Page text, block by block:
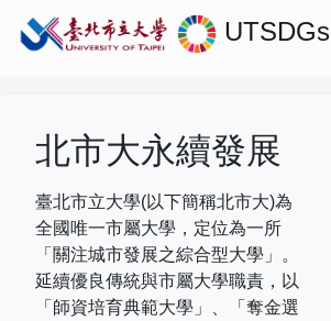
UTSDGs
北市大永續發展
臺北市立大學(以下簡稱北市大)為
全國唯一市屬大學，定位為一所
「關注城市發展之綜合型大學」。
延續優良傳統與市屬大學職責，以
「師資培育典範大學」、「奪金選